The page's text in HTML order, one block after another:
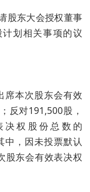
股东大会授权董事
划相关事项的议
席本次股东会有效
反对191,500股，
权股份总数的
中，因未投票默认
股东会有效表决权